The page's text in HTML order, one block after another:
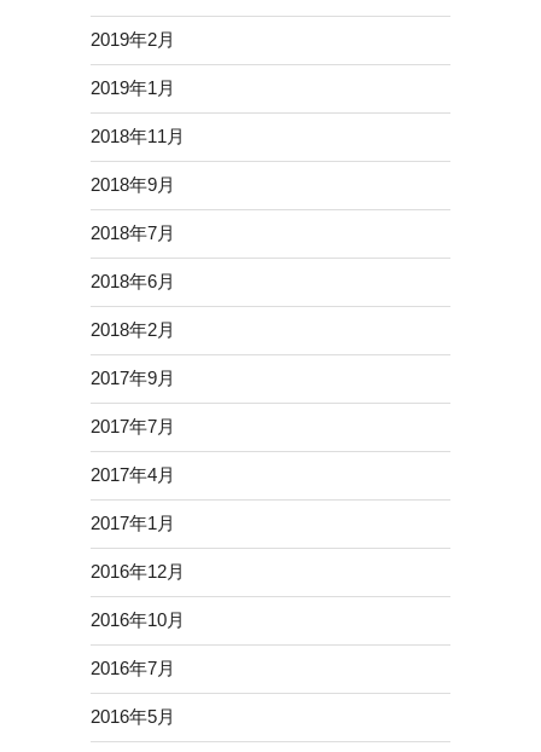
2019年2月
2019年1月
2018年11月
2018年9月
2018年7月
2018年6月
2018年2月
2017年9月
2017年7月
2017年4月
2017年1月
2016年12月
2016年10月
2016年7月
2016年5月